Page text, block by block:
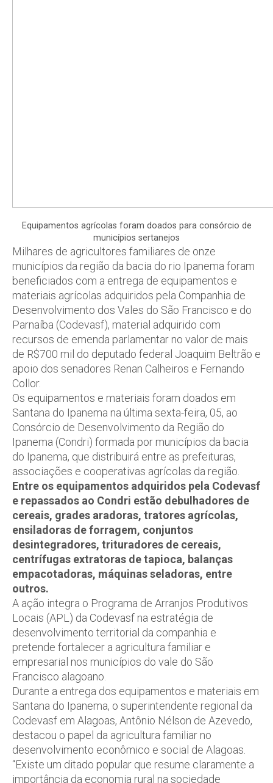
Equipamentos agrícolas foram doados para consórcio de
municípios sertanejos
Milhares de agricultores familiares de onze
municípios da região da bacia do rio Ipanema foram
beneficiados com a entrega de equipamentos e
materiais agrícolas adquiridos pela Companhia de
Desenvolvimento dos Vales do São Francisco e do
Parnaíba (Codevasf), material adquirido com
recursos de emenda parlamentar no valor de mais
de R$700 mil do deputado federal Joaquim Beltrão e
apoio dos senadores Renan Calheiros e Fernando
Collor.
Os equipamentos e materiais foram doados em
Santana do Ipanema na última sexta-feira, 05, ao
Consórcio de Desenvolvimento da Região do
Ipanema (Condri) formada por municípios da bacia
do Ipanema, que distribuirá entre as prefeituras,
associações e cooperativas agrícolas da região.
Entre os equipamentos adquiridos pela Codevasf
e repassados ao Condri estão debulhadores de
cereais, grades aradoras, tratores agrícolas,
ensiladoras de forragem, conjuntos
desintegradores, trituradores de cereais,
centrífugas extratoras de tapioca, balanças
empacotadoras, máquinas seladoras, entre
outros.
A ação integra o Programa de Arranjos Produtivos
Locais (APL) da Codevasf na estratégia de
desenvolvimento territorial da companhia e
pretende fortalecer a agricultura familiar e
empresarial nos municípios do vale do São
Francisco alagoano.
Durante a entrega dos equipamentos e materiais em
Santana do Ipanema, o superintendente regional da
Codevasf em Alagoas, Antônio Nélson de Azevedo,
destacou o papel da agricultura familiar no
desenvolvimento econômico e social de Alagoas.
“Existe um ditado popular que resume claramente a
importância da economia rural na sociedade